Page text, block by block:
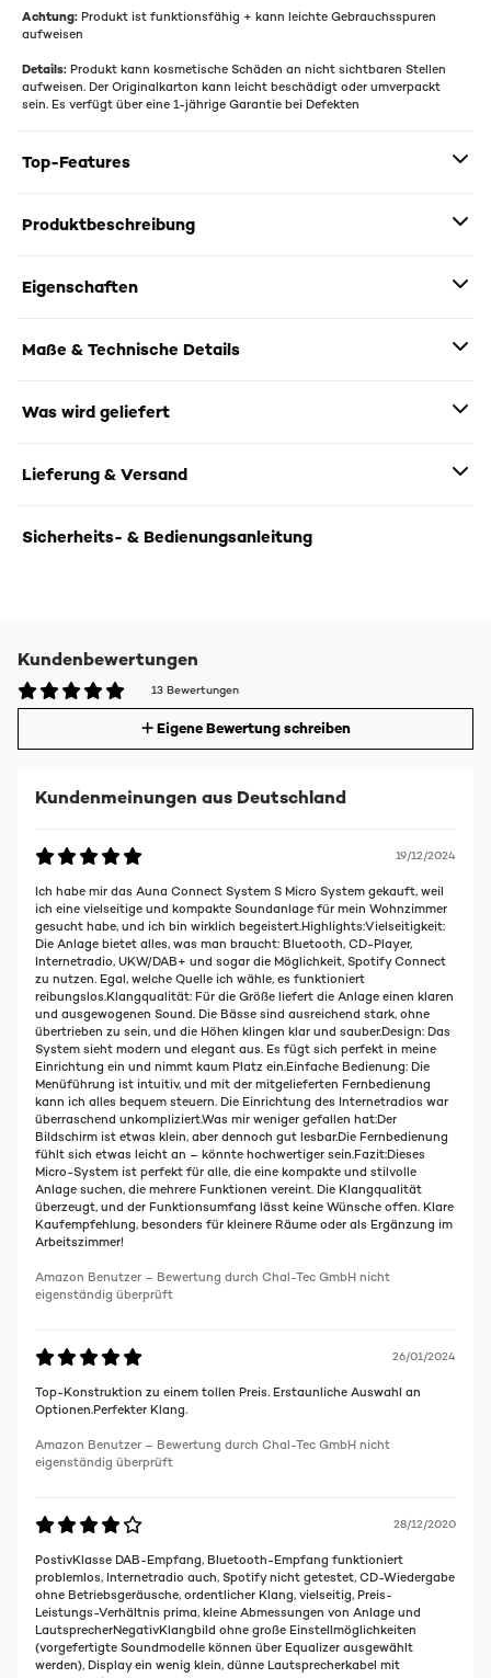
Achtung: Produkt ist funktionsfähig + kann leichte Gebrauchsspuren
aufweisen
Details: Produkt kann kosmetische Schäden an nicht sichtbaren Stellen
aufweisen. Der Originalkarton kann leicht beschädigt oder umverpackt
sein. Es verfügt über eine 1-jährige Garantie bei Defekten
Top-Features
Produktbeschreibung
Eigenschaften
Maße & Technische Details
Was wird geliefert
Lieferung & Versand
Sicherheits- & Bedienungsanleitung
Kundenbewertungen
13 Bewertungen
Eigene Bewertung schreiben
Kundenmeinungen aus Deutschland
19/12/2024
Ich habe mir das Auna Connect System S Micro System gekauft, weil
ich eine vielseitige und kompakte Soundanlage für mein Wohnzimmer
gesucht habe, und ich bin wirklich begeistert.Highlights:Vielseitigkeit:
Die Anlage bietet alles, was man braucht: Bluetooth, CD-Player,
Internetradio, UKW/DAB+ und sogar die Möglichkeit, Spotify Connect
zu nutzen. Egal, welche Quelle ich wähle, es funktioniert
reibungslos.Klangqualität: Für die Größe liefert die Anlage einen klaren
und ausgewogenen Sound. Die Bässe sind ausreichend stark, ohne
übertrieben zu sein, und die Höhen klingen klar und sauber.Design: Das
System sieht modern und elegant aus. Es fügt sich perfekt in meine
Einrichtung ein und nimmt kaum Platz ein.Einfache Bedienung: Die
Menüführung ist intuitiv, und mit der mitgelieferten Fernbedienung
kann ich alles bequem steuern. Die Einrichtung des Internetradios war
überraschend unkompliziert.Was mir weniger gefallen hat:Der
Bildschirm ist etwas klein, aber dennoch gut lesbar.Die Fernbedienung
fühlt sich etwas leicht an – könnte hochwertiger sein.Fazit:Dieses
Micro-System ist perfekt für alle, die eine kompakte und stilvolle
Anlage suchen, die mehrere Funktionen vereint. Die Klangqualität
überzeugt, und der Funktionsumfang lässt keine Wünsche offen. Klare
Kaufempfehlung, besonders für kleinere Räume oder als Ergänzung im
Arbeitszimmer!
Amazon Benutzer – Bewertung durch Chal-Tec GmbH nicht
eigenständig überprüft
26/01/2024
Top-Konstruktion zu einem tollen Preis. Erstaunliche Auswahl an
Optionen.Perfekter Klang.
Amazon Benutzer – Bewertung durch Chal-Tec GmbH nicht
eigenständig überprüft
28/12/2020
PostivKlasse DAB-Empfang, Bluetooth-Empfang funktioniert
problemlos, Internetradio auch, Spotify nicht getestet, CD-Wiedergabe
ohne Betriebsgeräusche, ordentlicher Klang, vielseitig, Preis-
Leistungs-Verhältnis prima, kleine Abmessungen von Anlage und
LautsprecherNegativKlangbild ohne große Einstellmöglichkeiten
(vorgefertigte Soundmodelle können über Equalizer ausgewählt
werden), Display ein wenig klein, dünne Lautsprecherkabel mit